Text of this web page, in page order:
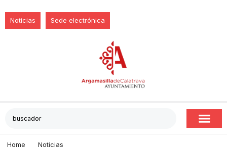
Noticias Sede electrónica
Home Noticias